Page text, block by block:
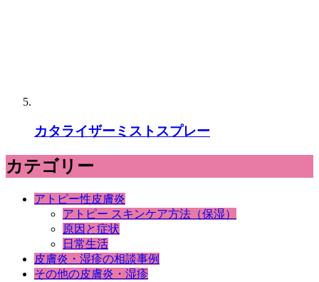
カタライザーミストスプレー
カテゴリー
アトピー性皮膚炎
アトピー スキンケア方法（保湿）
原因と症状
日常生活
皮膚炎・湿疹の相談事例
その他の皮膚炎・湿疹